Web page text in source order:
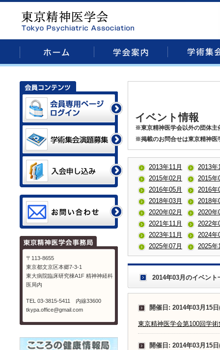
イベント情報
※東京精神医学会以外の団体主
※掲載のお問合せは東京精神医
2013年11月
2013年
2015年02月
2015年
2016年05月
2016年
2018年03月
2018年
2020年02月
2020年
2021年11月
2022年
2023年11月
2024年
2025年07月
2025年
2014年03月のイベント
開催日: 2014年03月15
東京精神医学会第100回学術
開催日: 2014年03月15
〒113-8655
東京都文京区本郷7-3-1
東大病院臨床研究棟A1F 精神神経科
医局内
TEL 03-3815-5411 内線33600
tkypa.office@gmail.com